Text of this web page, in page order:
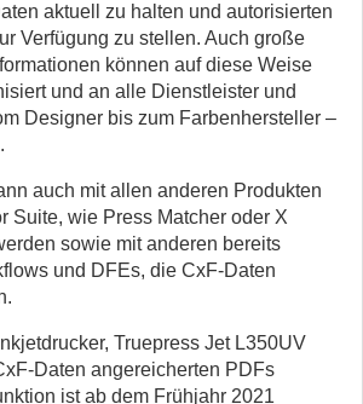
aktuell zu halten und autorisierten
Verfügung zu stellen. Auch große
können auf diese Weise
und an alle Dienstleister und
Designer bis zum Farbenhersteller –
auch mit allen anderen Produkten
Suite, wie Press Matcher oder X
sowie mit anderen bereits
und DFEs, die CxF-Daten
Truepress Jet L350UV
Daten angereicherten PDFs
ist ab dem Frühjahr 2021